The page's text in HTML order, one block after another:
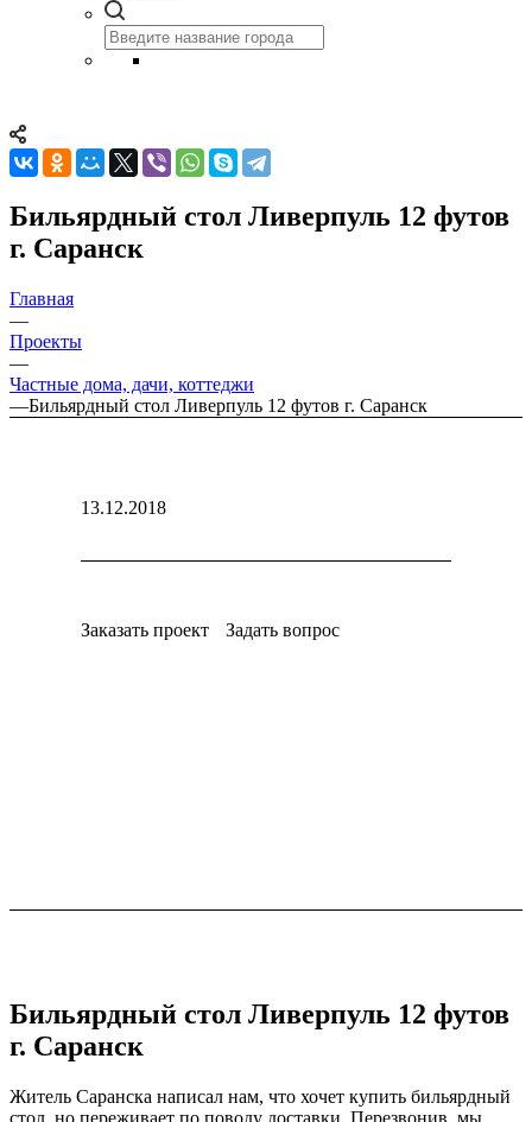
Бильярдный стол Ливерпуль 12 футов
г. Саранск
Главная
—
Проекты
—
Частные дома, дачи, коттеджи
—Бильярдный стол Ливерпуль 12 футов г. Саранск
13.12.2018
Заказать проект Задать вопрос
Бильярдный стол Ливерпуль 12 футов
г. Саранск
Житель Саранска написал нам, что хочет купить бильярдный